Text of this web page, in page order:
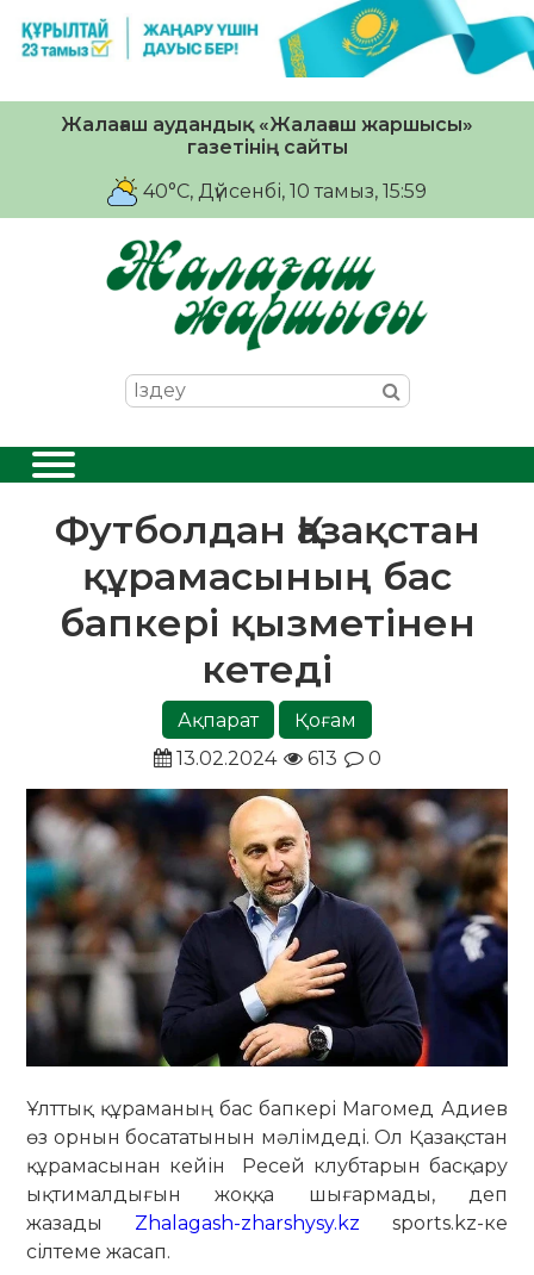
Жалағаш аудандық «Жалағаш жаршысы»
газетінің сайты
40°C, Дүйсенбі, 10 тамыз, 15:59
Футболдан Қазақстан
құрамасының бас
бапкері қызметінен
кетеді
Ақпарат
Қоғам
13.02.2024
613 0
Ұлттық құраманың бас бапкері Магомед Адиев
өз орнын босататынын мәлімдеді. Ол Қазақстан
құрамасынан кейін Ресей клубтарын басқару
ықтималдығын жоққа шығармады, деп
жазады Zhalagash-zharshysy.kz sports.kz-ке
сілтеме жасап.